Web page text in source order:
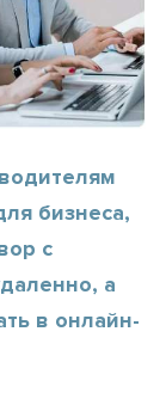
бизнеса,
с
а
в онлайн-